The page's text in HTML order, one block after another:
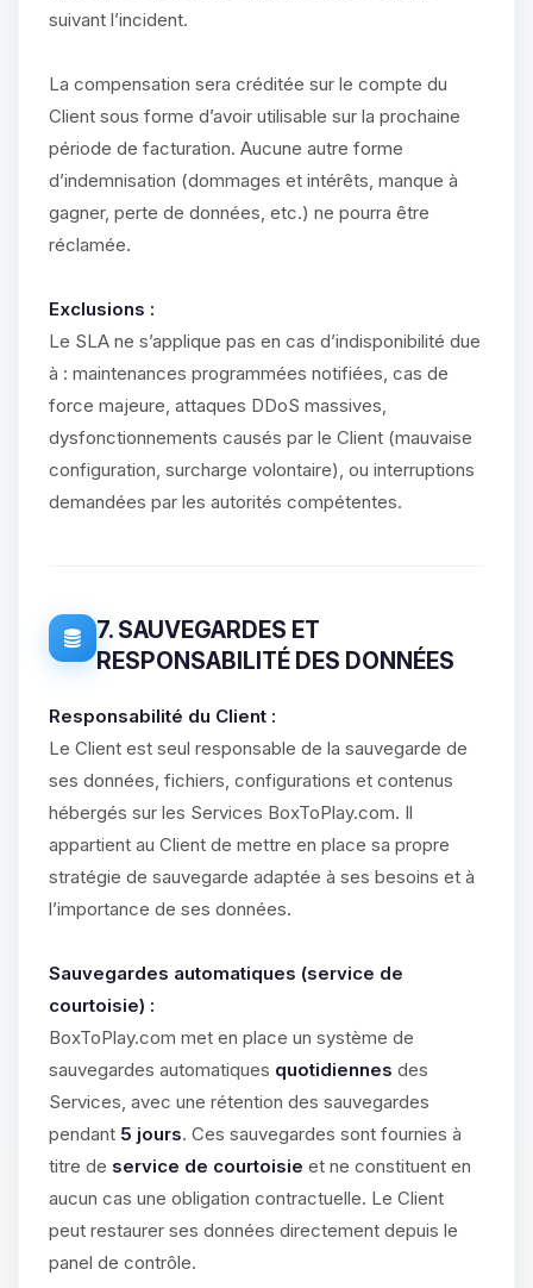
suivant l’incident.
La compensation sera créditée sur le compte du
Client sous forme d’avoir utilisable sur la prochaine
période de facturation. Aucune autre forme
d’indemnisation (dommages et intérêts, manque à
gagner, perte de données, etc.) ne pourra être
réclamée.
Exclusions :
Le SLA ne s’applique pas en cas d’indisponibilité due
à : maintenances programmées notifiées, cas de
force majeure, attaques DDoS massives,
dysfonctionnements causés par le Client (mauvaise
configuration, surcharge volontaire), ou interruptions
demandées par les autorités compétentes.
7. SAUVEGARDES ET
RESPONSABILITÉ DES DONNÉES
Responsabilité du Client :
Le Client est seul responsable de la sauvegarde de
ses données, fichiers, configurations et contenus
hébergés sur les Services BoxToPlay.com. Il
appartient au Client de mettre en place sa propre
stratégie de sauvegarde adaptée à ses besoins et à
l’importance de ses données.
Sauvegardes automatiques (service de
courtoisie) :
BoxToPlay.com met en place un système de
sauvegardes automatiques quotidiennes des
Services, avec une rétention des sauvegardes
pendant 5 jours. Ces sauvegardes sont fournies à
titre de service de courtoisie et ne constituent en
aucun cas une obligation contractuelle. Le Client
peut restaurer ses données directement depuis le
panel de contrôle.